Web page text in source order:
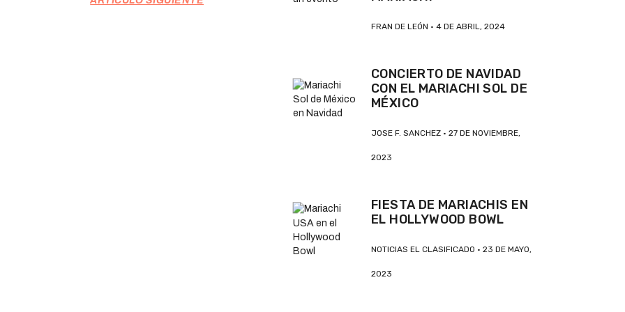
FRAN DE LEÓN 4 DE ABRIL, 2024
CONCIERTO DE NAVIDAD
CON EL MARIACHI SOL DE
MÉXICO
JOSE F. SANCHEZ 27 DE NOVIEMBRE,
2023
FIESTA DE MARIACHIS EN
EL HOLLYWOOD BOWL
NOTICIAS EL CLASIFICADO 23 DE MAYO,
2023